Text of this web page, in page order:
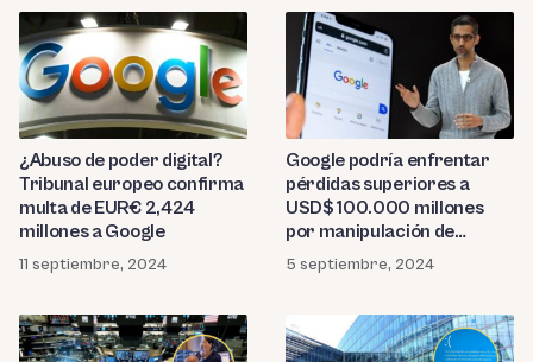
¿Abuso de poder digital?
Tribunal europeo confirma
multa de EUR€ 2,424
millones a Google
11 septiembre, 2024
Google podría enfrentar
pérdidas superiores a
USD$ 100.000 millones
por manipulación de
precios publicitarios
5 septiembre, 2024